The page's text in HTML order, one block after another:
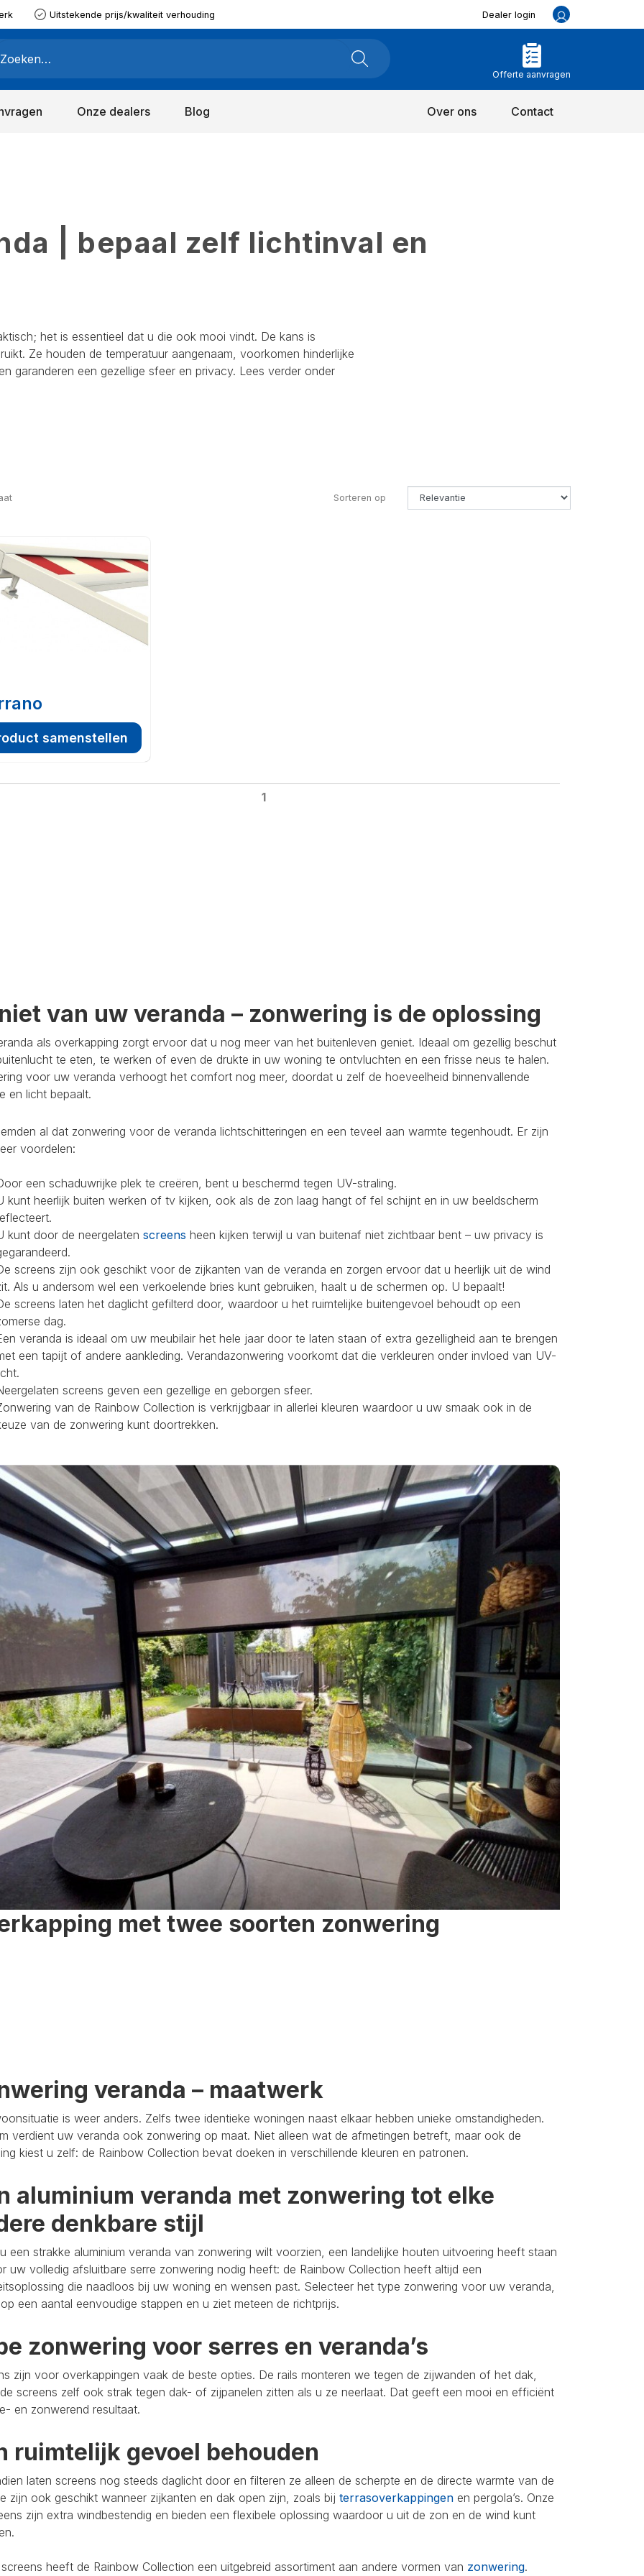
Uitstekende prijs/kwaliteit verhouding Dealer login
Offerte aanvragen
Onze dealers Blog Over ons Contact
| bepaal zelf lichtinval en
het is essentieel dat u die ook mooi vindt. De kans is
Ze houden de temperatuur aangenaam, voorkomen hinderlijke
garanderen een gezellige sfeer en privacy. Lees verder onder
Sorteren op
samenstellen
1
van uw veranda – zonwering is de oplossing
als overkapping zorgt ervoor dat u nog meer van het buitenleven geniet. Ideaal om gezellig beschut
te eten, te werken of even de drukte in uw woning te ontvluchten en een frisse neus te halen.
voor uw veranda verhoogt het comfort nog meer, doordat u zelf de hoeveelheid binnenvallende
en licht bepaalt.
al dat zonwering voor de veranda lichtschitteringen en een teveel aan warmte tegenhoudt. Er zijn
voordelen:
een schaduwrijke plek te creëren, bent u beschermd tegen UV-straling.
kunt heerlijk buiten werken of tv kijken, ook als de zon laag hangt of fel schijnt en in uw beeldscherm
kunt door de neergelaten screens heen kijken terwijl u van buitenaf niet zichtbaar bent – uw privacy is
screens zijn ook geschikt voor de zijkanten van de veranda en zorgen ervoor dat u heerlijk uit de wind
Als u andersom wel een verkoelende bries kunt gebruiken, haalt u de schermen op. U bepaalt!
screens laten het daglicht gefilterd door, waardoor u het ruimtelijke buitengevoel behoudt op een
dag.
veranda is ideaal om uw meubilair het hele jaar door te laten staan of extra gezelligheid aan te brengen
een tapijt of andere aankleding. Verandazonwering voorkomt dat die verkleuren onder invloed van UV-
screens geven een gezellige en geborgen sfeer.
van de Rainbow Collection is verkrijgbaar in allerlei kleuren waardoor u uw smaak ook in de
van de zonwering kunt doortrekken.
met twee soorten zonwering
veranda – maatwerk
is weer anders. Zelfs twee identieke woningen naast elkaar hebben unieke omstandigheden.
verdient uw veranda ook zonwering op maat. Niet alleen wat de afmetingen betreft, maar ook de
kiest u zelf: de Rainbow Collection bevat doeken in verschillende kleuren en patronen.
aluminium veranda met zonwering tot elke
denkbare stijl
een strakke aluminium veranda van zonwering wilt voorzien, een landelijke houten uitvoering heeft staan
uw volledig afsluitbare serre zonwering nodig heeft: de Rainbow Collection heeft altijd een
die naadloos bij uw woning en wensen past. Selecteer het type zonwering voor uw veranda,
een aantal eenvoudige stappen en u ziet meteen de richtprijs.
zonwering voor serres en veranda’s
zijn voor overkappingen vaak de beste opties. De rails monteren we tegen de zijwanden of het dak,
screens zelf ook strak tegen dak- of zijpanelen zitten als u ze neerlaat. Dat geeft een mooi en efficiënt
en zonwerend resultaat.
ruimtelijk gevoel behouden
laten screens nog steeds daglicht door en filteren ze alleen de scherpte en de directe warmte van de
zijn ook geschikt wanneer zijkanten en dak open zijn, zoals bij terrasoverkappingen en pergola’s. Onze
zijn extra windbestendig en bieden een flexibele oplossing waardoor u uit de zon en de wind kunt
heeft de Rainbow Collection een uitgebreid assortiment aan andere vormen van zonwering.